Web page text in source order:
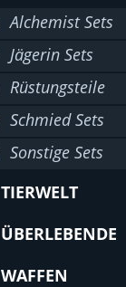
Alchemist Sets
Jägerin Sets
Rüstungsteile
Schmied Sets
Sonstige Sets
TIERWELT
ÜBERLEBENDE
WAFFEN